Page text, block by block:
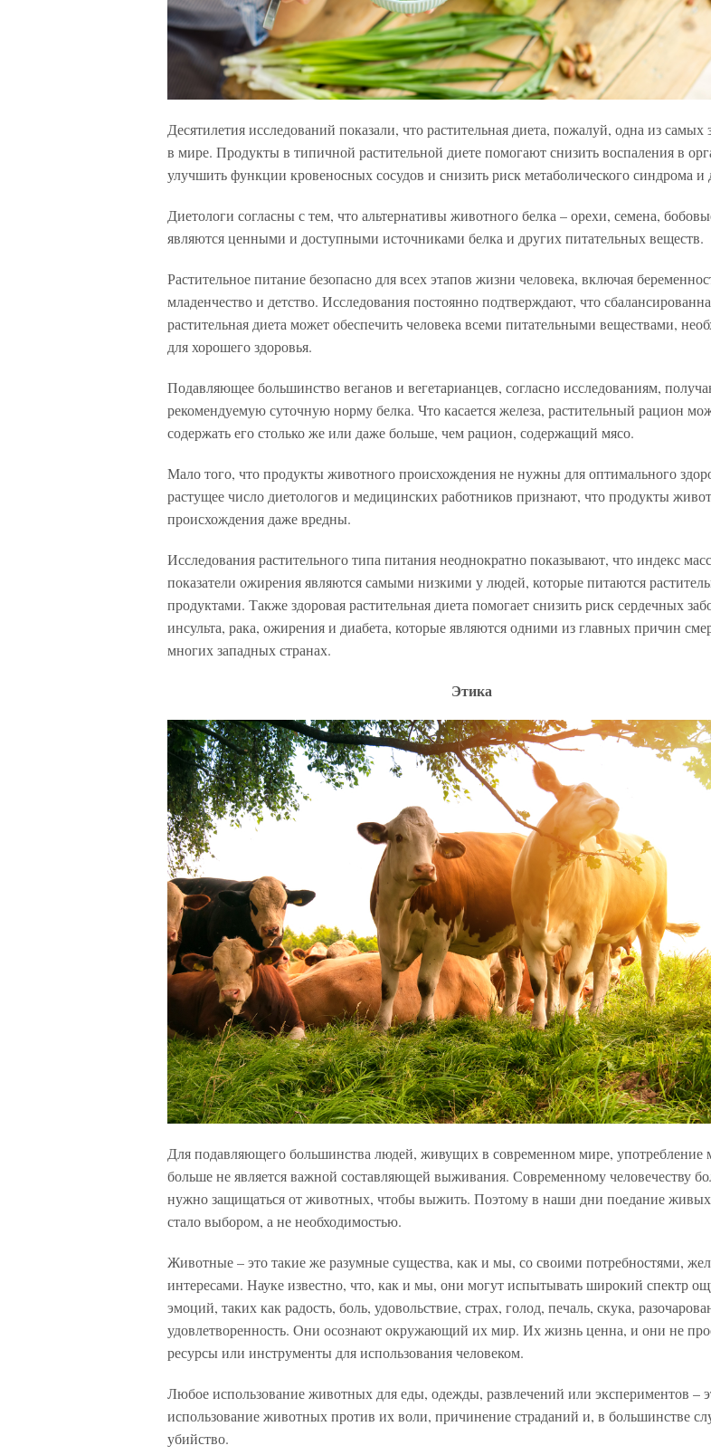
Десятилетия исследований показали, что растительная диета, пожалуй, одна из самых
в мире. Продукты в типичной растительной диете помогают снизить воспаления в
улучшить функции кровеносных сосудов и снизить риск метаболического синдрома и
Диетологи согласны с тем, что альтернативы животного белка – орехи, семена,
являются ценными и доступными источниками белка и других питательных веществ.
Растительное питание безопасно для всех этапов жизни человека, включая
младенчество и детство. Исследования постоянно подтверждают, что
растительная диета может обеспечить человека всеми питательными веществами,
для хорошего здоровья.
Подавляющее большинство веганов и вегетарианцев, согласно исследованиям,
рекомендуемую суточную норму белка. Что касается железа, растительный рацион
содержать его столько же или даже больше, чем рацион, содержащий мясо.
Мало того, что продукты животного происхождения не нужны для оптимального
растущее число диетологов и медицинских работников признают, что продукты
происхождения даже вредны.
Исследования растительного типа питания неоднократно показывают, что индекс
показатели ожирения являются самыми низкими у людей, которые питаются
продуктами. Также здоровая растительная диета помогает снизить риск сердечных
инсульта, рака, ожирения и диабета, которые являются одними из главных причин
многих западных странах.
Этика
Для подавляющего большинства людей, живущих в современном мире, употребление
больше не является важной составляющей выживания. Современному человечеству
нужно защищаться от животных, чтобы выжить. Поэтому в наши дни поедание
стало выбором, а не необходимостью.
Животные – это такие же разумные существа, как и мы, со своими потребностями,
интересами. Науке известно, что, как и мы, они могут испытывать широкий спектр
эмоций, таких как радость, боль, удовольствие, страх, голод, печаль, скука,
удовлетворенность. Они осознают окружающий их мир. Их жизнь ценна, и они не
ресурсы или инструменты для использования человеком.
Любое использование животных для еды, одежды, развлечений или экспериментов –
использование животных против их воли, причинение страданий и, в большинстве
убийство.